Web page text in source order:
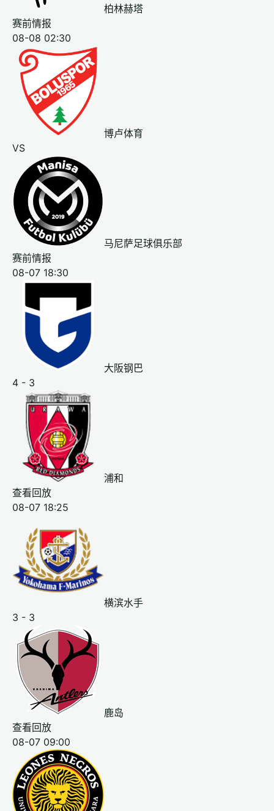
柏林赫塔
赛前情报
08-08 02:30
博卢体育
VS
马尼萨足球俱乐部
赛前情报
08-07 18:30
大阪钢巴
4 - 3
浦和
查看回放
08-07 18:25
横滨水手
3 - 3
鹿岛
查看回放
08-07 09:00